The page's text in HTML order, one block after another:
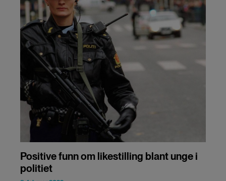
Positive funn om likestilling blant unge i
politiet